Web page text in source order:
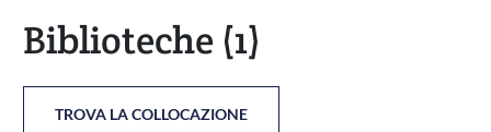
Biblioteche (1)
TROVA LA COLLOCAZIONE